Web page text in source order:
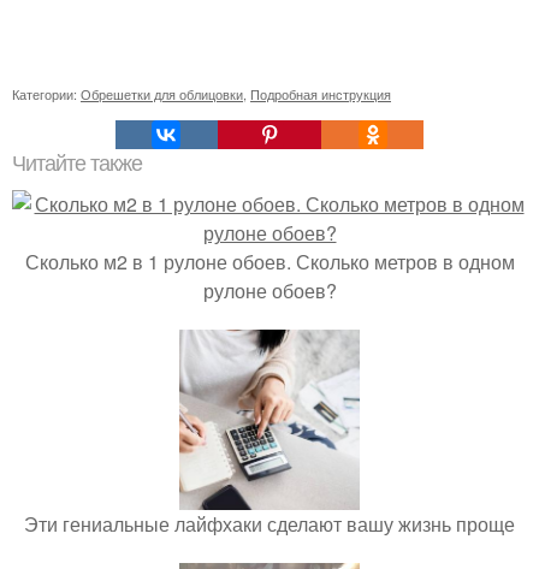
Категории: Обрешетки для облицовки Подробная инструкция
Читайте также
Сколько м2 в 1 рулоне обоев. Сколько метров в одном
рулоне обоев?
Эти гениальные лайфхаки сделают вашу жизнь проще